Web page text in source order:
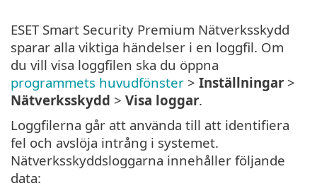
ESET Smart Security Premium Nätverksskydd
sparar alla viktiga händelser i en loggfil. Om
du vill visa loggfilen ska du öppna
programmets huvudfönster > Inställningar >
Nätverksskydd > Visa loggar.
Loggfilerna går att använda till att identifiera
fel och avslöja intrång i systemet.
Nätverksskyddsloggarna innehåller följande
data: